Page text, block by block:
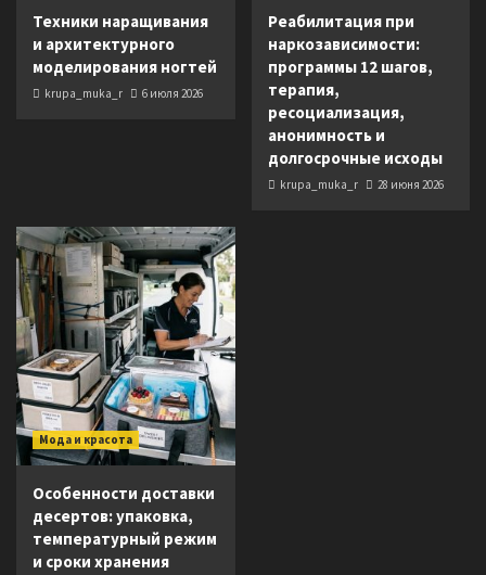
Техники наращивания
и архитектурного
моделирования ногтей
krupa_muka_r 6 июля 2026
Реабилитация при
наркозависимости:
программы 12 шагов,
терапия,
ресоциализация,
анонимность и
долгосрочные исходы
krupa_muka_r 28 июня 2026
Мода и красота
Особенности доставки
десертов: упаковка,
температурный режим
и сроки хранения